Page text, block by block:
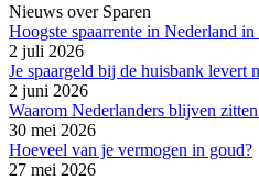
Nieuws over Sparen
Hoogste spaarrente in Nederland
2 juli 2026
Je spaargeld bij de huisbank levert
2 juni 2026
Waarom Nederlanders blijven
30 mei 2026
Hoeveel van je vermogen in goud?
27 mei 2026